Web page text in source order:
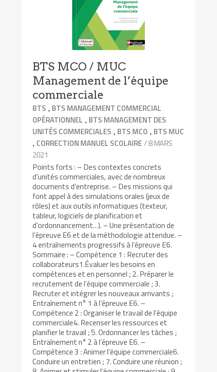
BTS MCO / MUC
Management de l’équipe
commerciale
BTS , BTS MANAGEMENT COMMERCIAL
OPÉRATIONNEL , BTS MANAGEMENT DES
UNITÉS COMMERCIALES , BTS MCO , BTS MUC
, CORRECTION MANUEL SCOLAIRE/ 8 MARS
2021
Points forts : – Des contextes concrets
d’unités commerciales, avec de nombreux
documents d’entreprise. – Des missions qui
font appel à des simulations orales (jeux de
rôles) et aux outils informatiques (texteur,
tableur, logiciels de planification et
d’ordonnancement…). – Une présentation de
l’épreuve E6 et de la méthodologie attendue. –
4 entraînements progressifs à l’épreuve E6.
Sommaire : – Compétence 1 : Recruter des
collaborateurs1.Évaluer les besoins en
compétences et en personnel ; 2. Préparer le
recrutement de l’équipe commerciale ; 3.
Recruter et intégrer les nouveaux arrivants ;
Entraînement n° 1 à l’épreuve E6. –
Compétence 2 : Organiser le travail de l’équipe
commerciale4. Recenser les ressources et
planifier le travail ; 5. Ordonnancer les tâches ;
Entraînement n° 2 à l’épreuve E6. –
Compétence 3 : Animer l’équipe commerciale6.
Conduire un entretien ; 7. Conduire une réunion ;